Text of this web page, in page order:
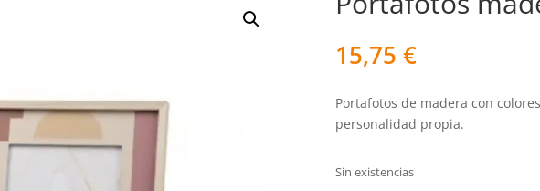
15,75 €
Portafotos de madera con
personalidad propia.
Sin existencias